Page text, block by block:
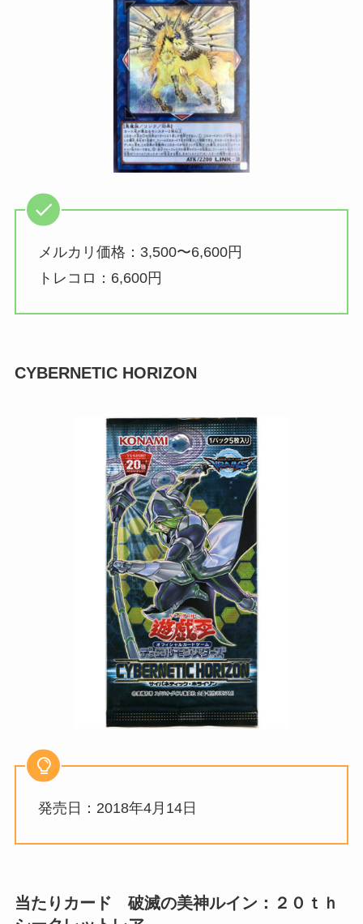
メルカリ価格：3,500〜6,600円
トレコロ：6,600円
CYBERNETIC HORIZON
発売日：2018年4月14日
当たりカード 破滅の美神ルイン：２０ｔｈ